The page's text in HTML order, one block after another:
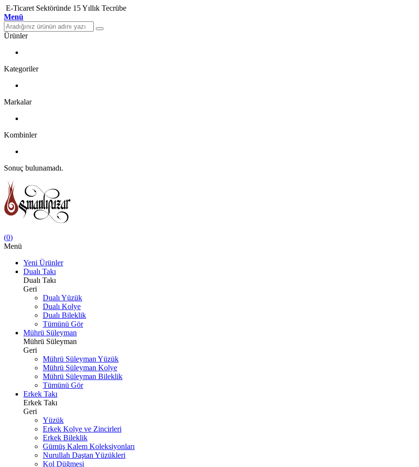
E-Ticaret Sektöründe 15 Yıllık Tecrübe
Menü
Ürünler
Kategoriler
Markalar
Kombinler
Sonuç bulunamadı.
(0)
Menü
Yeni Ürünler
Dualı Takı
Dualı Takı
Geri
Dualı Yüzük
Dualı Kolye
Dualı Bileklik
Tümünü Gör
Mührü Süleyman
Mührü Süleyman
Geri
Mührü Süleyman Yüzük
Mührü Süleyman Kolye
Mührü Süleyman Bileklik
Tümünü Gör
Erkek Takı
Erkek Takı
Geri
Yüzük
Erkek Kolye ve Zincirleri
Erkek Bileklik
Gümüş Kalem Koleksiyonları
Nurullah Daştan Yüzükleri
Kol Düğmesi